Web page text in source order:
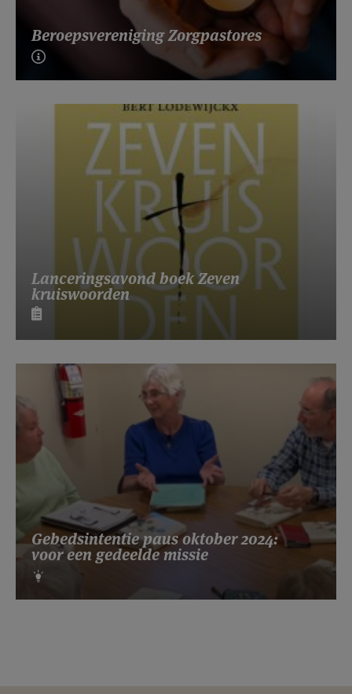
Beroepsvereniging Zorgpastores
Lanceringsavond boek Zeven
kruiswoorden
Gebedsintentie paus oktober 2024:
voor een gedeelde missie